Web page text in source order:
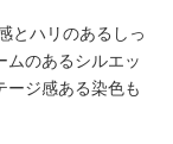
とハリのあるしっ
ムのあるシルエッ
ージ感ある染色も